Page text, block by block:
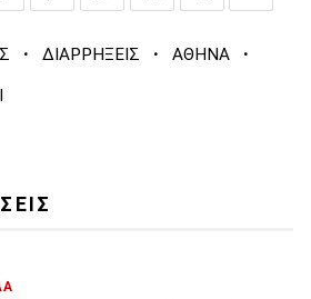
· ΔΙΑΡΡΗΞΕΙΣ · ΑΘΗΝΑ ·